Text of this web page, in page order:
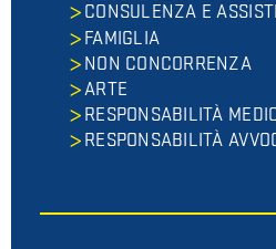
CONSULENZA E
FAMIGLIA
NON CONCORRENZA
ARTE
RESPONSABILITÀ
RESPONSABILITÀ